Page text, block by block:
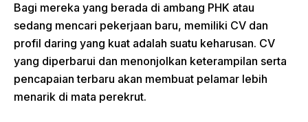
Bagi mereka yang berada di ambang PHK atau
sedang mencari pekerjaan baru, memiliki CV dan
profil daring yang kuat adalah suatu keharusan. CV
yang diperbarui dan menonjolkan keterampilan serta
pencapaian terbaru akan membuat pelamar lebih
menarik di mata perekrut.